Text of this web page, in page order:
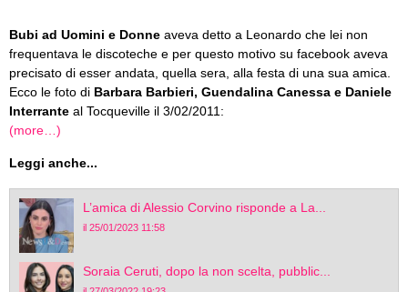
Bubi ad Uomini e Donne aveva detto a Leonardo che lei non
frequentava le discoteche e per questo motivo su facebook aveva
precisato di esser andata, quella sera, alla festa di una sua amica.
Ecco le foto di Barbara Barbieri, Guendalina Canessa e Daniele
Interrante al Tocqueville il 3/02/2011:
(more…)
Leggi anche...
L’amica di Alessio Corvino risponde a La...
il 25/01/2023 11:58
Soraia Ceruti, dopo la non scelta, pubblic...